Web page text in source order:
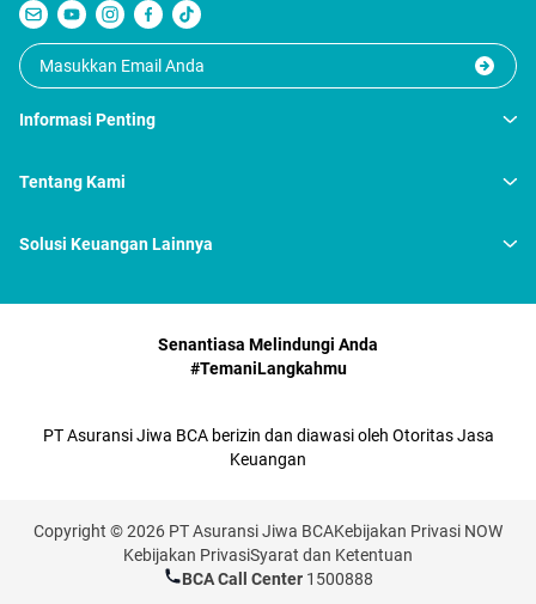
Informasi Penting
Tentang Kami
Solusi Keuangan Lainnya
Senantiasa Melindungi Anda
#TemaniLangkahmu
PT Asuransi Jiwa BCA berizin dan diawasi oleh Otoritas Jasa
Keuangan
Copyright © 2026 PT Asuransi Jiwa BCAKebijakan Privasi NOW
Kebijakan PrivasiSyarat dan Ketentuan
BCA Call Center 1500888